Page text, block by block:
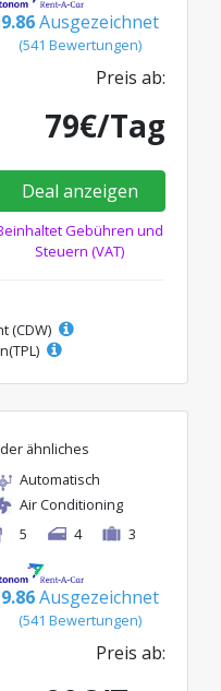
9.86 Ausgezeichnet
(541 Bewertungen)
Preis ab:
79€/Tag
Deal anzeigen
Gebühren und
Steuern (VAT)
(CDW)
ähnliches
Automatisch
Air Conditioning
5
4 3
9.86 Ausgezeichnet
(541 Bewertungen)
Preis ab: